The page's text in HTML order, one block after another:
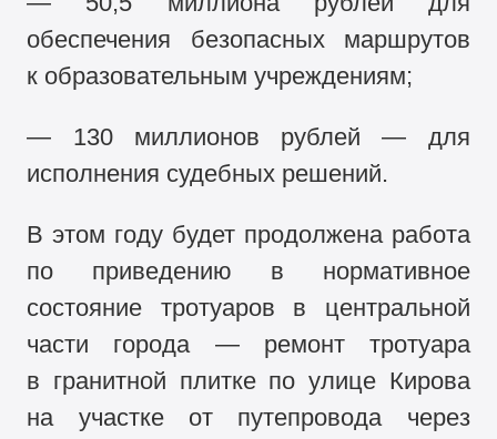
обеспечения безопасных маршрутов
к образовательным учреждениям;
— 130 миллионов рублей — для
исполнения судебных решений.
В этом году будет продолжена работа
по приведению в нормативное
состояние тротуаров в центральной
части города — ремонт тротуара
в гранитной плитке по улице Кирова
на участке от путепровода через